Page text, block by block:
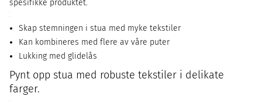
spesifikke produktet.
Skap stemningen i stua med myke tekstiler
Kan kombineres med flere av våre puter
Lukking med glidelås
Pynt opp stua med robuste tekstiler i delikate
farger.